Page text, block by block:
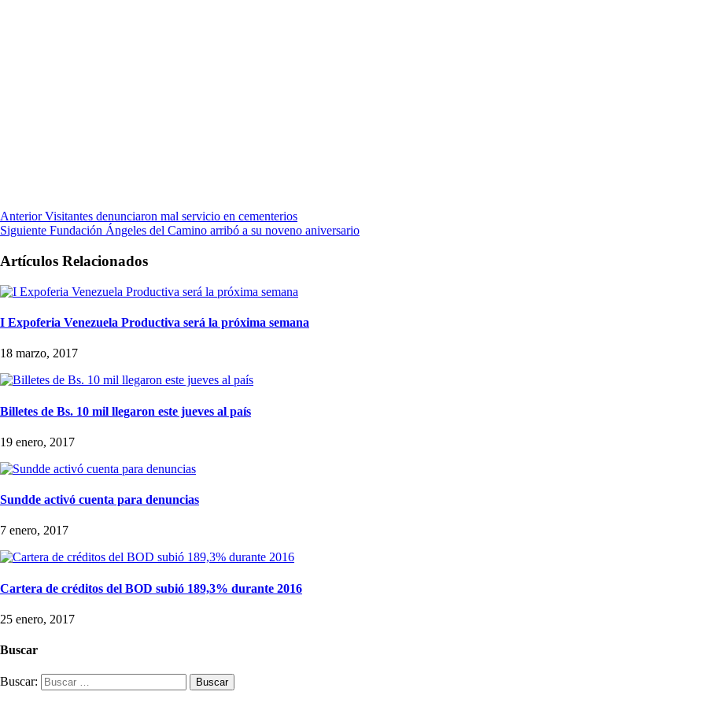
Anterior Visitantes denunciaron mal servicio en cementerios
Siguiente Fundación Ángeles del Camino arribó a su noveno aniversario
Artículos Relacionados
I Expoferia Venezuela Productiva será la próxima semana
18 marzo, 2017
Billetes de Bs. 10 mil llegaron este jueves al país
19 enero, 2017
Sundde activó cuenta para denuncias
7 enero, 2017
Cartera de créditos del BOD subió 189,3% durante 2016
25 enero, 2017
Buscar
Buscar: